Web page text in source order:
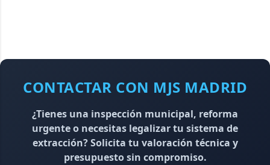
CONTACTAR CON MJS MADRID
¿Tienes una inspección municipal, reforma
urgente o necesitas legalizar tu sistema de
extracción? Solicita tu valoración técnica y
presupuesto sin compromiso.